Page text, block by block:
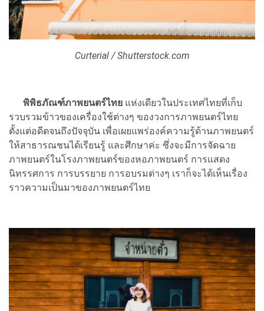
Curterial / Shutterstock.com
พิพิธภัณฑ์ภาพยนตร์ไทย แห่งเดียวในประเทศไทยที่เก็บ
รวบรวมข้าวของเครื่องใช้ต่างๆ ของวงการภาพยนตร์ไทย
ตั้งแต่อดีตจนถึงปัจจุบัน เพื่อเผยแพร่องค์ความรู้ด้านภาพยนตร์
ให้สาธารณชนได้เรียนรู้ และศึกษาค่ะ ซึ่งจะมีการจัดฉาย
ภาพยนตร์ในโรงภาพยนตร์ของหอภาพยนตร์ การแสดง
นิทรรศการ การบรรยาย การอบรมต่างๆ เราก็จะได้เห็นเรื่อง
ราวความเป็นมาของภาพยนตร์ไทย